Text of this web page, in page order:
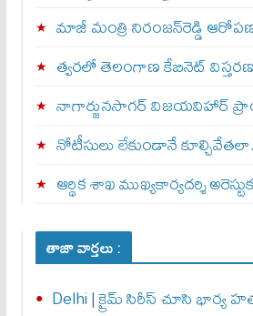
మాజీ మంత్రి నిరంజన్‌రెడ్డి
త్వ‌ర‌లో తెలంగాణ కేబినెట్
నాగార్జునసాగర్ విజయవిహార్
నోటీసులు లేకుండానే
ఆర్థిక శాఖ ముఖ్యకార్యదర్శి
తాజా వార్తలు :
Delhi | క్రైమ్ సిరీస్ చూసి భార్య